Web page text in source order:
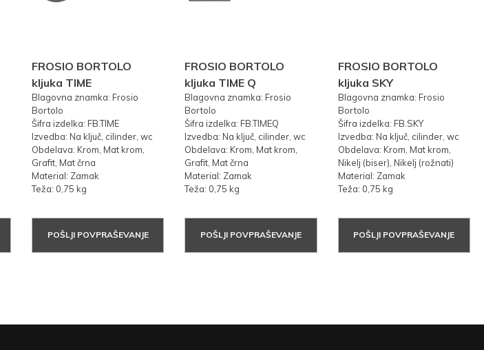
FROSIO BORTOLO
kljuka TIME
Blagovna znamka: Frosio
Bortolo
Šifra izdelka: FB.TIME
Izvedba: Na ključ, cilinder, wc
Obdelava: Krom, Mat krom,
Grafit, Mat črna
Material: Zamak
Teža: 0,75 kg
POŠLJI POVPRAŠEVANJE
FROSIO BORTOLO
kljuka TIME Q
Blagovna znamka: Frosio
Bortolo
Šifra izdelka: FB.TIMEQ
Izvedba: Na ključ, cilinder, wc
Obdelava: Krom, Mat krom,
Grafit, Mat črna
Material: Zamak
Teža: 0,75 kg
POŠLJI POVPRAŠEVANJE
FROSIO BORTOLO
kljuka SKY
Blagovna znamka: Frosio
Bortolo
Šifra izdelka: FB.SKY
Izvedba: Na ključ, cilinder, wc
Obdelava: Krom, Mat krom,
Nikelj (biser), Nikelj (rožnati)
Material: Zamak
Teža: 0,75 kg
POŠLJI POVPRAŠEVANJE